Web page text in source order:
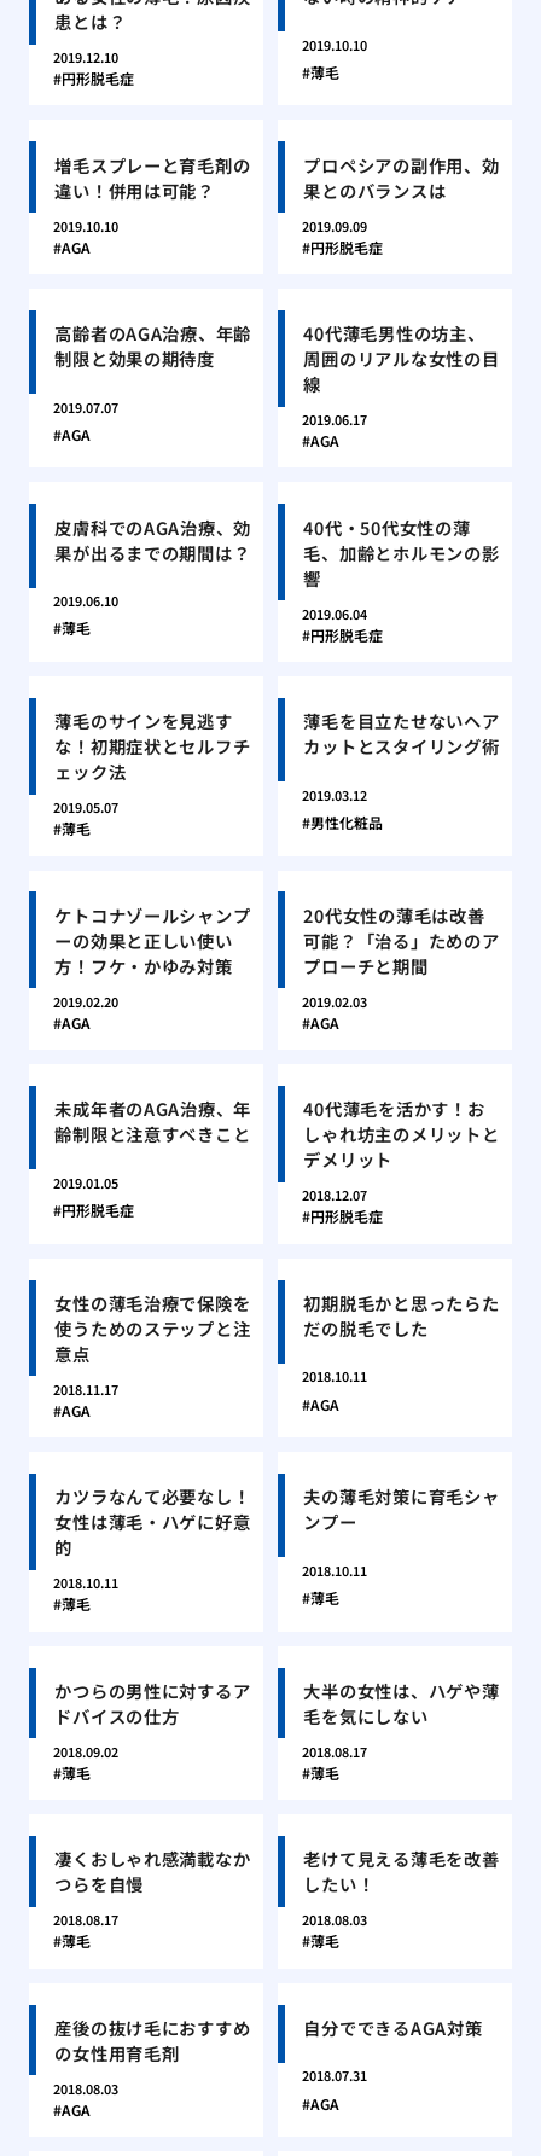
患とは？
2019.12.10
円形脱毛症
2019.10.10
薄毛
増毛スプレーと育毛剤の
違い！併用は可能？
2019.10.10
AGA
プロペシアの副作用、効
果とのバランスは
2019.09.09
円形脱毛症
高齢者のAGA治療、年齢
制限と効果の期待度
2019.07.07
AGA
40代薄毛男性の坊主、
周囲のリアルな女性の目
線
2019.06.17
AGA
皮膚科でのAGA治療、効
果が出るまでの期間は？
2019.06.10
薄毛
40代・50代女性の薄
毛、加齢とホルモンの影
響
2019.06.04
円形脱毛症
薄毛のサインを見逃す
な！初期症状とセルフチ
ェック法
2019.05.07
薄毛
薄毛を目立たせないヘア
カットとスタイリング術
2019.03.12
男性化粧品
ケトコナゾールシャンプ
ーの効果と正しい使い
方！フケ・かゆみ対策
2019.02.20
AGA
20代女性の薄毛は改善
可能？「治る」ためのア
プローチと期間
2019.02.03
AGA
未成年者のAGA治療、年
齢制限と注意すべきこと
2019.01.05
円形脱毛症
40代薄毛を活かす！お
しゃれ坊主のメリットと
デメリット
2018.12.07
円形脱毛症
女性の薄毛治療で保険を
使うためのステップと注
意点
2018.11.17
AGA
初期脱毛かと思ったらた
だの脱毛でした
2018.10.11
AGA
カツラなんて必要なし！
女性は薄毛・ハゲに好意
的
2018.10.11
薄毛
夫の薄毛対策に育毛シャ
ンプー
2018.10.11
薄毛
かつらの男性に対するア
ドバイスの仕方
2018.09.02
薄毛
大半の女性は、ハゲや薄
毛を気にしない
2018.08.17
薄毛
凄くおしゃれ感満載なか
つらを自慢
2018.08.17
薄毛
老けて見える薄毛を改善
したい！
2018.08.03
薄毛
産後の抜け毛におすすめ
の女性用育毛剤
2018.08.03
AGA
自分でできるAGA対策
2018.07.31
AGA